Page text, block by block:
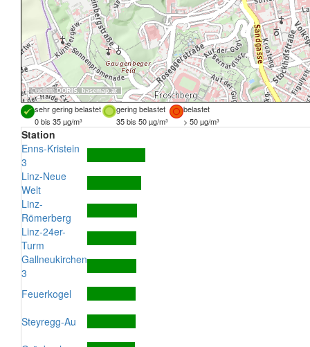
Quellen:DORIS, basemap.at
sehr gering belastet gering belastet
belastet
0 bis 35 µg/m³
35 bis 50 µg/m³ > 50 µg/m³
Station
Enns-Kristein
3
Linz-Neue
Welt
Linz-
Römerberg
Linz-24er-
Turm
Gallneukirchen
3
Feuerkogel
Steyregg-Au